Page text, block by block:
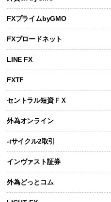
FXプライムbyGMO
FXブロードネット
LINE FX
FXTF
セントラル短資ＦＸ
外為オンライン
-iサイクル2取引
インヴァスト証券
外為どっとコム